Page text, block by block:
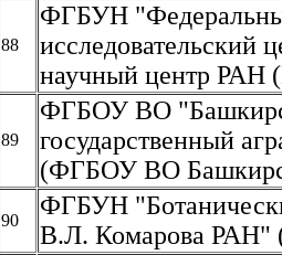
88
ФГБУН
исследовательский
научный центр
89
ФГБОУ ВО
государственный
(ФГБОУ ВО
90
ФГБУН
В.Л. Комарова